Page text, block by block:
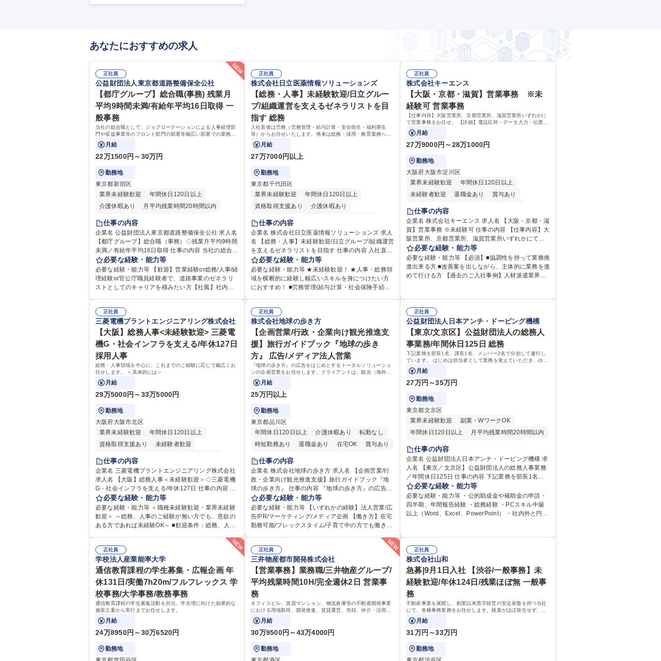
あなたにおすすめの求人
正社員
公益財団法人東京都道路整備保全公社
【都庁グループ】総合職(事務) 残業月
平均9時間未満/有給年平均16日取得 一
般事務
当社の総合職として、ジョブローテーションによる人事経理部
門や収益事業等のフロント部門の部署等幅広い部署での業務を
お任せいたします。研修制度やキャリア支援が充実しておりま
す！ ※下記業務詳細
月給
22万1500円～30万円
勤務地
東京都新宿区
業界未経験歓迎
年間休日120日以上
介護休暇あり
月平均残業時間20時間以内
転勤なし
住宅手当あり
研修あり
退職金あり
賞与あり
完全週休2日制
交通費支給
駅近5分以内
資格取得手当あり
食事補助あり
仕事の内容
企業名 公益財団法人東京都道路整備保全公社 求人名
【都庁グループ】総合職（事務）◇残業月平均9時間
未満／有給年平均16日取得 仕事の内容 当社の総合職
として、ジョブローテーションによる人事経理部門
や収益事業等のフロント部門の部署等幅広い部署で
の業務をお任せいたします。研修制度やキャリア支
援が充実しております！ ※下記業務詳細 【業務詳
運営、新宿駅西口広場の「イベントコーナー」など
の管理運営 ■道路部門：整備の急がれる骨格幹線道路
や木造住宅密集地域の特定整備路線の用地取得、道
路に関する普及啓発事業、都内の道路施設や道路工
事現場の見学ツアー事業 ※入社後は上記いずれかの
部門へ配属。※業務内容変更の範囲：会社の定める
業務 募集職種 【都庁グループ】総合職（事務）◇残
業月平均9時間未満／有給年平均16日取得
必要な経験・能力等
必要な経験・能力等 【歓迎】営業経験or総務/人事/経
理経験or官公庁職員経験者で、道路事業のゼネラリ
ストとしてのキャリアを積みたい方【社風】社内関
携われる：総合職（事務）では、駐車場の管理運営
や道路用地の取得、公益財団法人の中枢を担う管理
部門など多岐に渡る業務を経験できます。 ■様々なプ
ロジェクト：駐車場事業の他、新宿駅西口広場内に
設置された照明を兼ねた広告「ブライトサイン」の
管理運営を行うなど、事業収益を生み出す活動を積
極的に行っています。 学歴・資格 学歴：大学院 大学
高専 短大 専修学校 高校 語学力： 資格：
正社員
株式会社日立医薬情報ソリューションズ
【総務・人事】未経験歓迎/日立グルー
プ/組織運営を支えるゼネラリストを目
指す 総務
入社直後は労務（労務管理・給与計算・安全衛生・福利厚生
等）からお任せいたします。将来は総務・採用・教育業務へ守
備範囲を広げ、組織運営を支えるゼネラリストをめざせます。
月給
27万7000円以上
勤務地
東京都千代田区
業界未経験歓迎
年間休日120日以上
資格取得支援あり
介護休暇あり
月平均残業時間20時間以内
住宅手当あり
時短勤務あり
退職金あり
在宅OK
賞与あり 育休あり
完全週休2日制
交通費支給
土日祝休み 寮・社宅あり
仕事の内容
企業名 株式会社日立医薬情報ソリューションズ 求人
名 【総務・人事】未経験歓迎/日立グループ/組織運営
を支えるゼネラリストを目指す 仕事の内容 入社直後
は労務（労務管理・給与計算・安全衛生・福利厚生
等）からお任せいたします。将来は総務・採用・教
育業務へ守備範囲を広げ、組織運営を支えるゼネラ
リストをめざせます。 ・初期業務：労働時間管理、
て、休職者管理など、幅広く経験を積んでいただき
ます。 ・将来的な広がり：総務・採用・教育・税務
対応・経営企画等。 ★メンバーがマンツーマンで丁
寧に教えるため、ご経験が浅くても安心！幅広く経
験を積みたい意欲がある方に最適な環境です。 募集
職種 【総務・人事】未経験歓迎/日立グループ/組織運
営を支えるゼネラリストを目指す
必要な経験・能力等
必要な経験・能力等 ★未経験歓迎！ ★人事・総務領
域を横断的に経験し幅広いスキルを身につけたい方
におすすめ！ ■労務管理(給与計算・社会保険手続
ームで仕事を推進できる方■将来はマネジメント職と
して活躍したい 【尚可】■人事、労務、採用、教育業
務のご経験 ■労務管理（給与計算・社会保険手続き・
勤怠管理など）の経験 ■衛生管理者の資格をお持ちの
方 学歴・資格 学歴：大学院 大学 高専 短大 専修学校
高校 語学力： 資格：
正社員
株式会社キーエンス
【大阪・京都・滋賀】営業事務 ※未
経験可 営業事務
【仕事内容】大阪営業所、京都営業所、滋賀営業所いずれかに
て営業事務をお任せ。 【詳細】電話応対・データ入力・伝票や
見積の作成・カタログ送付・来客対応・営業所内で発生する事
務業務や業務改善をお任せ。
月給
27万9000円～28万1000円
勤務地
大阪府大阪市淀川区
業界未経験歓迎
年間休日120日以上
未経験者歓迎
退職金あり
賞与あり
育休あり
完全週休2日制
駅近5分以内
土日祝休み
仕事の内容
企業名 株式会社キーエンス 求人名 【大阪・京都・滋
賀】営業事務 ※未経験可 仕事の内容 【仕事内容】大
阪営業所、京都営業所、滋賀営業所いずれかにて営
業事務をお任せ。 【詳細】電話応対・データ入力・
伝票や見積の作成・カタログ送付・来客対応・営業
所内で発生する事務業務や業務改善をお任せ。 【教
育制度】ご入社後、育成担当とペアになりながらOJT
仕事に慣れることができる環境です。また、「チー
ムで成果を出す文化」があり、良いやり方を積極的
に共有しながら常に改善を目指す風土のため、安心
して業務に取り組んでいただけます。 募集職種 【大
阪・京都・滋賀】営業事務 ※未経験可
必要な経験・能力等
必要な経験・能力等 【必須】■協調性を持って業務推
進出来る方 ■改善案を出しながら、主体的に業務を進
めて行ける方 【過去のご入社事例】人材派遣業界や
の付加価値向上に貢献します。ベースの定型業務に
加えて、お客様や社員の状況に合わせ、能動的なサ
ポート、改善の動きも期待され。組織を支えるスペ
シャリストとして、チームに貢献し、結果的に社員
から頼られる存在になることができます。平均19:30
の退勤以降の業務の持ち帰りも禁止されており、メ
リハリのある働き方となります。 学歴・資格 学歴：
大学院 大学 高専 短大 語学力： 資格：
正社員
三菱電機プラントエンジニアリング株式会社
【大阪】総務人事<未経験歓迎> 三菱電
機G・社会インフラを支える/年休127日
採用人事
総務・人事領域を中心に、これまでのご経験に応じて幅広くお
任せします。 ＜具体的には＞
月給
29万5000円～33万5000円
勤務地
大阪府大阪市北区
業界未経験歓迎
年間休日120日以上
資格取得支援あり
未経験者歓迎
住宅手当あり
退職金あり
在宅OK
賞与あり
完全週休2日制
交通費支給
駅近5分以内
土日祝休み
服装自由
寮・社宅あり
食事補助あり
仕事の内容
企業名 三菱電機プラントエンジニアリング株式会社
求人名 【大阪】総務人事＜未経験歓迎＞◇三菱電機
G・社会インフラを支える/年休127日 仕事の内容 総
務・人事領域を中心に、これまでのご経験に応じて
幅広くお任せします。 ＜具体的には＞ ・総務/人事労
務（給与・社保・勤怠管理など） ・採用・教育研修
・福利厚生運用 など ※基本的には事務所勤務です
の日帰り・宿泊を伴う国内出張もございます。 ※担
当業務を持ちつつ、お互いに助け合いながら、総務
部という組織として協力しながら進める体制です。
募集職種 【大阪】総務人事＜未経験歓迎＞◇三菱電
機G・社会インフラを支える/年休127日
必要な経験・能力等
必要な経験・能力等 ＜職種未経験歓迎・業界未経験
歓迎＞ ～総務、人事のご経験が無い方でも、意欲の
ある方であれば未経験OK～ ■歓迎条件：総務、人事
い、業務を円滑に遂行できる協調性やコミュニケー
ション能力を持っている方 ・人事総務領域に興味が
ありゼネラリスト志向をお持ちの方 学歴・資格 学
歴：大学院 大学 語学力： 資格：
正社員
株式会社地球の歩き方
【企画営業/行政・企業向け観光推進支
援】旅行ガイドブック『地球の歩き
方』 広告/メディア法人営業
『地球の歩き方』の広告をはじめとするトータルソリューショ
ンの企画営業をお任せします。クライアントは、観光（海外旅
行、国内旅行、インバウンド）で地域や事業を推進したい国内
外の行政や企業です。
月給
25万円以上
勤務地
東京都品川区
年間休日120日以上
介護休暇あり
転勤なし
時短勤務あり
退職金あり 在宅OK
賞与あり
完全週休2日制
土日祝休み
仕事の内容
企業名 株式会社地球の歩き方 求人名 【企画営業/行
政・企業向け観光推進支援】旅行ガイドブック『地
球の歩き方』 仕事の内容 『地球の歩き方』の広告を
はじめとするトータルソリューションの企画営業を
お任せします。クライアントは、観光（海外旅行、
国内旅行、インバウンド）で地域や事業を推進した
い国内外の行政や企業です。 【業務詳細】■『地球の
あり、国内旅行においても牽引しております。観光
推進支援においても、業界を牽引する意欲的な取り
組みが期待されています■インバウンドは、日本の地
域の未来を担う国策事業です。「GOOD LUCK TRI
P」は、海外旅行ガイドブックと同様に、インバウン
ドのトップブランドに成長しております■旅が業務で
あり、日常です。旅好きにはこれ以上ない環境です
募集職種 【企画営業/行政・企業向け観光推進支援】
旅行ガイドブック『地球の歩き方』
必要な経験・能力等
必要な経験・能力等 【いずれかの経験】法人営業/広
告/PR/マーケティング/メディア企画 【働き方】在宅
勤務可能/フレックスタイム/子育て中の方でも働きや
シェアNo.1メディアとして、個人旅行文化の拡大と
定着を担ってきたブランドに携わることが可能で
す。 ■国内旅行ガイドブックは立ち上げ間もない新規
事業であり、「地球の歩き方」としてどう取り組む
か、共に形を作るコアメンバーとして活躍いただき
ます。 学歴・資格 学歴：大学院 大学 語学力： 資
格：
正社員
公益財団法人日本アンチ・ドーピング機構
【東京/文京区】公益財団法人の総務人
事業務/年間休日125日 総務
下記業務を部長1名、課長1名、メンバー2名で分担して遂行し
ています。 はじめは担当者として業務を覚えていただき、ゆく
ゆくはリーダーやマネージャーポジションとして活躍いただく
ことを期待しています。
月給
27万円～35万円
勤務地
東京都文京区
業界未経験歓迎
副業・WワークOK
年間休日120日以上
月平均残業時間20時間以内
転勤なし
英語
賞与あり
育休あり
完全週休2日制
交通費支給
土日祝休み 食事補助あり
仕事の内容
企業名 公益財団法人日本アンチ・ドーピング機構 求
人名 【東京／文京区】公益財団法人の総務人事業務
／年間休日125日 仕事の内容 下記業務を部長1名、
課長1名、メンバー2名で分担して遂行しています。
はじめは担当者として業務を覚えていただき、ゆく
ゆくはリーダーやマネージャーポジションとして活
躍いただくことを期待しています。 【総務・人事グ
出 ・法定の会議運営（評議員会、理事会） ・コンプ
ライアンス ・内部規程やルールの管理、整備、文書
管理 ・契約関連 ・衛生管理 ・防災関連・公的助成金
の管理・オフィス、ファシリティ管理 ・福利厚生関
連 ・職員からの問合せ、相談対応 ・その他日常の総
務業務全般 募集職種 【東京／文京区】公益財団法人
の総務人事業務／年間休日125日
必要な経験・能力等
必要な経験・能力等 ・公的助成金や補助金の申請・
四半期、年間報告経験 ・総務経験 ・PCスキル中級
以上（Word、Excel、PowerPoint） ・社内外と円滑
専修学校 高校 語学力： 資格：
正社員
学校法人産業能率大学
通信教育課程の学生募集・広報企画 年
休131日/実働7h20m/フルフレックス 学
校事務/大学事務/教務事務
通信教育課程の学生募集活動を担当。学生増に向けた効果的な
施策立案から実行までお任せします。
月給
24万8950円～30万6520円
勤務地
正社員
三井物産都市開発株式会社
【営業事務】業務職/三井物産グループ/
平均残業時間10H/完全週休2日 営業事
務
オフィスビル、賃貸マンション、物流倉庫等の不動産開発事業
における用地取得、開発推進、賃貸運営、売却、仲介・活用提
案等を行う営業部門において事務業務を担当いただきます。
月給
30万9500円～43万4000円
勤務地
正社員
株式会社山和
急募|9月1日入社 【渋谷/一般事務】未
経験歓迎/年休124日/残業ほぼ無 一般事
務
不動産事業を展開し、創業以来黒字経営の安定基盤を持つ当社
にて、各種事務業務をお任せします。残業がほぼ発生せず、連
続した日程の有給取得が可能なため、WLBを整えたい方にお勧
めの環境です！
月給
31万円～33万円
勤務地